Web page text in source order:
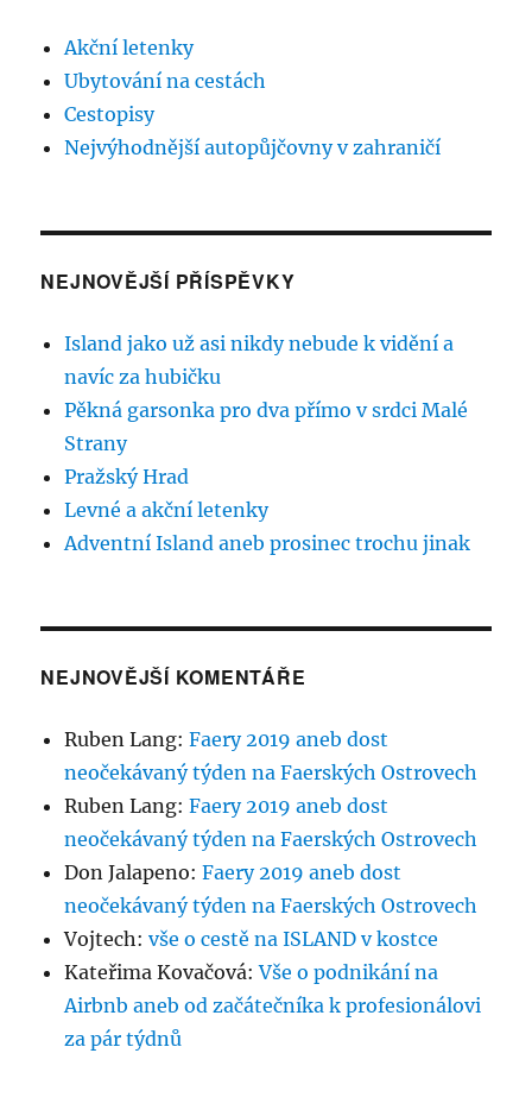
Akční letenky
Ubytování na cestách
Cestopisy
Nejvýhodnější autopůjčovny v zahraničí
NEJNOVĚJŠÍ PŘÍSPĚVKY
Island jako už asi nikdy nebude k vidění a
navíc za hubičku
Pěkná garsonka pro dva přímo v srdci Malé
Strany
Pražský Hrad
Levné a akční letenky
Adventní Island aneb prosinec trochu jinak
NEJNOVĚJŠÍ KOMENTÁŘE
Ruben Lang:Faery 2019 aneb dost
neočekávaný týden na Faerských Ostrovech
Ruben Lang:Faery 2019 aneb dost
neočekávaný týden na Faerských Ostrovech
Don Jalapeno:Faery 2019 aneb dost
neočekávaný týden na Faerských Ostrovech
Vojtech:vše o cestě na ISLAND v kostce
Kateřima Kovačová:Vše o podnikání na
Airbnb aneb od začátečníka k profesionálovi
za pár týdnů